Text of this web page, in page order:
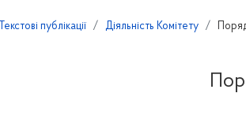
Текстові публікації Діяльність Комітету